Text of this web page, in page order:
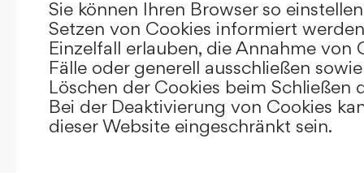
Sie können Ihren Browser so
Setzen von Cookies informiert
Einzelfall erlauben, die Annahme von
Fälle oder generell ausschließen
Löschen der Cookies beim Schließen
Bei der Deaktivierung von Cookies
dieser Website eingeschränkt sein.